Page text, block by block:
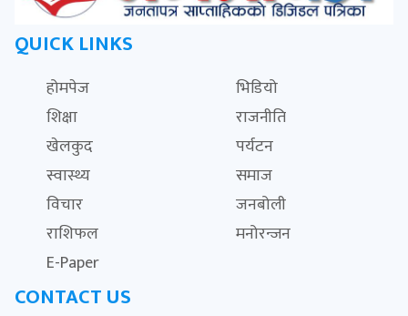
QUICK LINKS
होमपेज
भिडियो
शिक्षा
राजनीति
खेलकुद
पर्यटन
स्वास्थ्य
समाज
विचार
जनबोली
राशिफल
मनोरन्जन
E-Paper
CONTACT US